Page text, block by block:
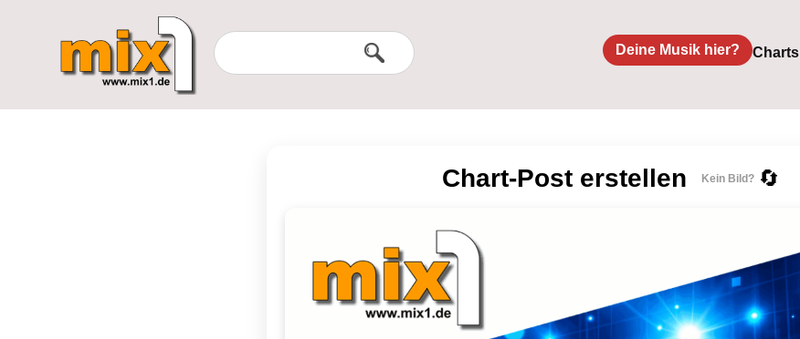
Deine Musik hier? Charts
Chart-Post erstellen Kein Bild? 🔄